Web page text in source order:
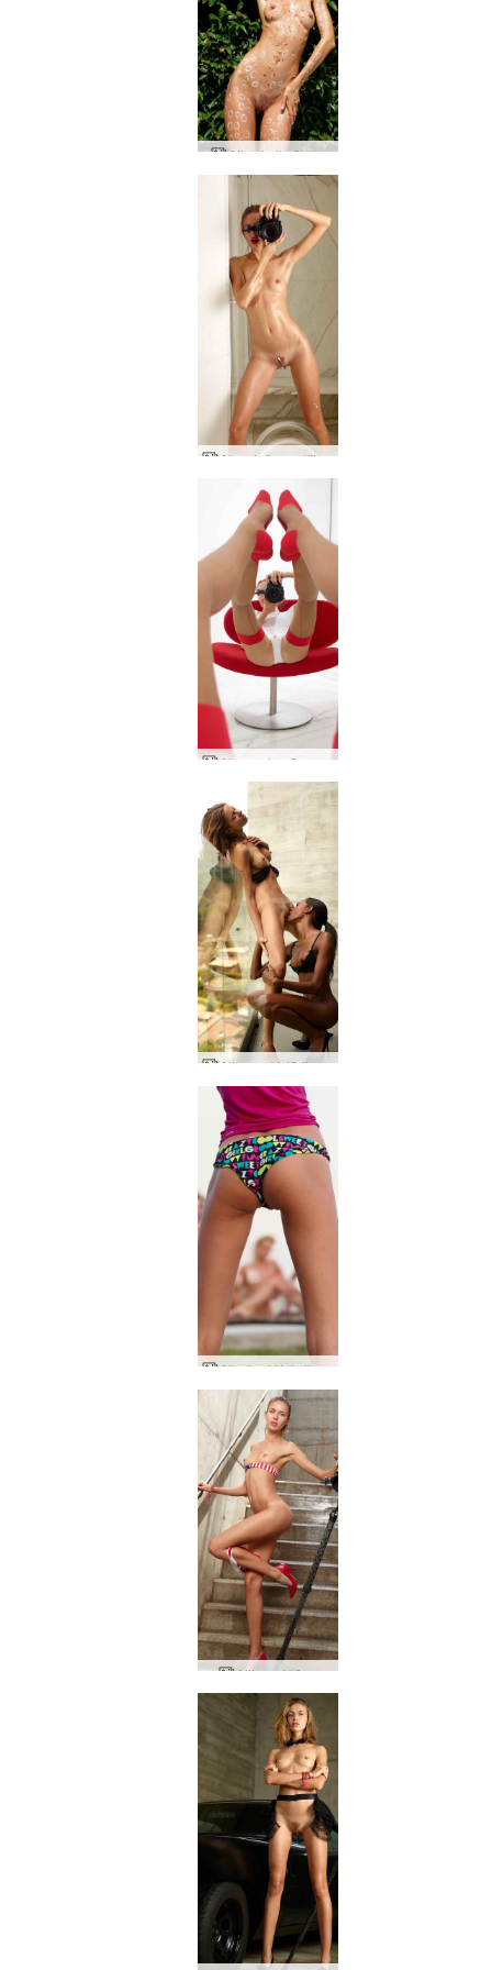
Aljas kailmāksla
Alya dušas selfijs no Alijas
Alya sarkanā un baltā autors Alya part1
Aljas un Valērijas atrakcija
Alja šauj Koksiju Floru un Teju
Alija paššāva